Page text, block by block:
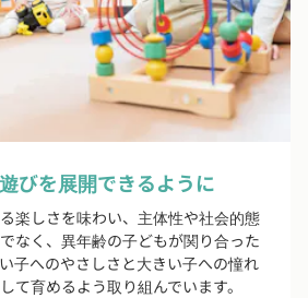
びを展開できるように
楽しさを味わい、主体性や社会的態
なく、異年齢の子どもが関り合った
子へのやさしさと大きい子への憧れ
て育めるよう取り組んでいます。